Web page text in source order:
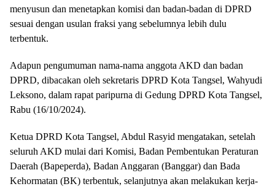
menyusun dan menetapkan komisi dan badan-badan di DPRD
sesuai dengan usulan fraksi yang sebelumnya lebih dulu
terbentuk.
Adapun pengumuman nama-nama anggota AKD dan badan
DPRD, dibacakan oleh sekretaris DPRD Kota Tangsel, Wahyudi
Leksono, dalam rapat paripurna di Gedung DPRD Kota Tangsel,
Rabu (16/10/2024).
Ketua DPRD Kota Tangsel, Abdul Rasyid mengatakan, setelah
seluruh AKD mulai dari Komisi, Badan Pembentukan Peraturan
Daerah (Bapeperda), Badan Anggaran (Banggar) dan Bada
Kehormatan (BK) terbentuk, selanjutnya akan melakukan kerja-